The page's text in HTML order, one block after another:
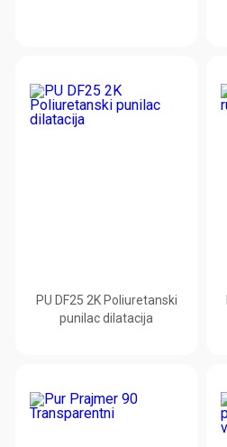
PU DF25 2K Poliuretanski
punilac dilatacija